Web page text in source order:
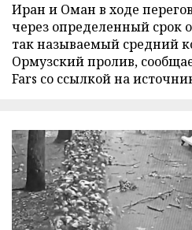
Иран и Оман в ходе
через определенный срок
так называемый средний
Ормузский пролив,
Fars со ссылкой на